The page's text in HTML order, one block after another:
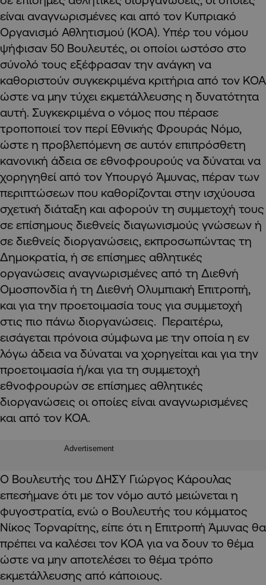
είναι αναγνωρισμένες και από τον Κυπριακό
Οργανισμό Αθλητισμού (ΚΟΑ). Υπέρ του νόμου
ψήφισαν 50 Βουλευτές, οι οποίοι ωστόσο στο
σύνολό τους εξέφρασαν την ανάγκη να
καθοριστούν συγκεκριμένα κριτήρια από τον ΚΟΑ
ώστε να μην τύχει εκμετάλλευσης η δυνατότητα
αυτή. Συγκεκριμένα ο νόμος που πέρασε
τροποποιεί τον περί Εθνικής Φρουράς Νόμο,
ώστε η προβλεπόμενη σε αυτόν επιπρόσθετη
κανονική άδεια σε εθνοφρουρούς να δύναται να
χορηγηθεί από τον Υπουργό Άμυνας, πέραν των
περιπτώσεων που καθορίζονται στην ισχύουσα
σχετική διάταξη και αφορούν τη συμμετοχή τους
σε επίσημους διεθνείς διαγωνισμούς γνώσεων ή
σε διεθνείς διοργανώσεις, εκπροσωπώντας τη
Δημοκρατία, ή σε επίσημες αθλητικές
οργανώσεις αναγνωρισμένες από τη Διεθνή
Ομοσπονδία ή τη Διεθνή Ολυμπιακή Επιτροπή,
και για την προετοιμασία τους για συμμετοχή
στις πιο πάνω διοργανώσεις. Περαιτέρω,
εισάγεται πρόνοια σύμφωνα με την οποία η εν
λόγω άδεια να δύναται να χορηγείται και για την
προετοιμασία ή/και για τη συμμετοχή
εθνοφρουρών σε επίσημες αθλητικές
διοργανώσεις οι οποίες είναι αναγνωρισμένες
και από τον ΚΟΑ.
Advertisement
Ο Βουλευτής του ΔΗΣΥ Γιώργος Κάρουλας
επεσήμανε ότι με τον νόμο αυτό μειώνεται η
φυγοστρατία, ενώ ο Βουλευτής του κόμματος
Νίκος Τορναρίτης, είπε ότι η Επιτροπή Άμυνας θα
πρέπει να καλέσει τον ΚΟΑ για να δουν το θέμα
ώστε να μην αποτελέσει το θέμα τρόπο
εκμετάλλευσης από κάποιους.